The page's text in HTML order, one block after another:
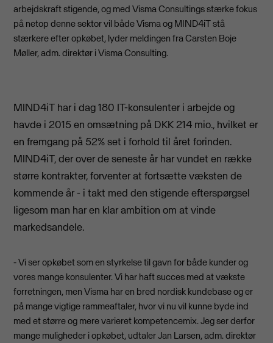
arbejdskraft stigende, og med Visma Consultings stærke fokus
på netop denne sektor vil både Visma og MIND4iT stå
stærkere efter opkøbet, lyder meldingen fra Carsten Boje
Møller, adm. direktør i Visma Consulting.
MIND4iT har i dag 180 IT-konsulenter i arbejde og
havde i 2015 en omsætning på DKK 214 mio., hvilket er
en fremgang på 52% set i forhold til året forinden.
MIND4iT, der over de seneste år har vundet en række
større kontrakter, forventer at fortsætte væksten de
kommende år - i takt med den stigende efterspørgsel
ligesom man har en klar ambition om at vinde
markedsandele.
- Vi ser opkøbet som en styrkelse til gavn for både kunder og
vores mange konsulenter. Vi har haft succes med at vækste
forretningen, men Visma har en bred nordisk kundebase og er
på mange vigtige rammeaftaler, hvor vi nu vil kunne byde ind
med et større og mere varieret kompetencemix. Jeg ser derfor
mange muligheder i opkøbet, udtaler Jan Larsen, adm. direktør